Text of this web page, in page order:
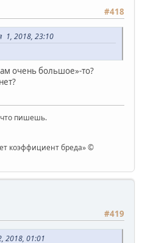
#418
2018, 23:10
очень большое»-то?
пишешь.
коэффициент бреда» ©
#419
01:01